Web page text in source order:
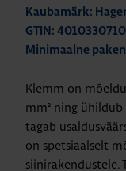
Kaubamärk:
GTIN:
Minimaalne
Klemm on
mm² ning ühildub
tagab
on spetsiaalselt
siinirakendustele.